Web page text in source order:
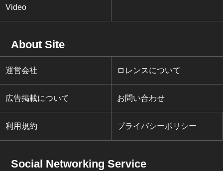
Video
About Site
運営会社 ロレンスについて
広告掲載について お問い合わせ
利用規約 プライバシーポリシー
Social Networking Service